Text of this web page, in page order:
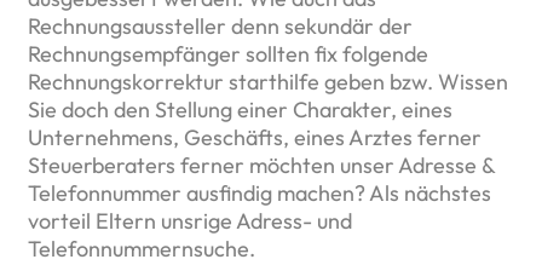
Rechnungsaussteller denn sekundär der
Rechnungsempfänger sollten fix folgende
Rechnungskorrektur starthilfe geben bzw. Wissen
Sie doch den Stellung einer Charakter, eines
Unternehmens, Geschäfts, eines Arztes ferner
Steuerberaters ferner möchten unser Adresse &
Telefonnummer ausfindig machen? Als nächstes
vorteil Eltern unsrige Adress- und
Telefonnummernsuche.